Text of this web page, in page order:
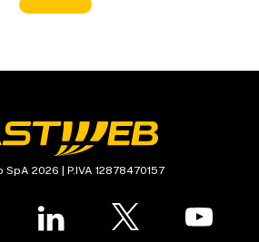
2026 | P.IVA 12878470157